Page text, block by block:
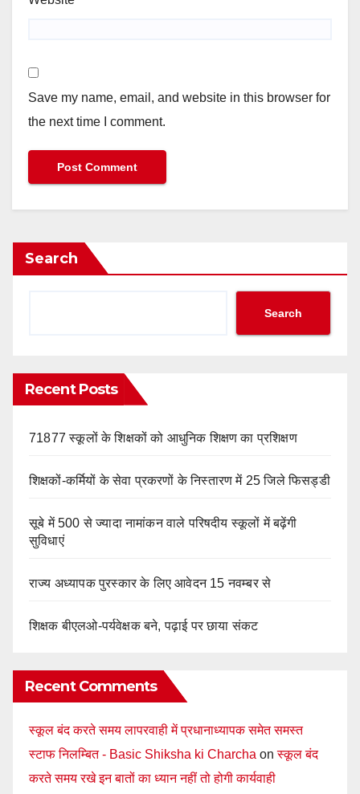
Save my name, email, and website in this browser for
the next time I comment.
Search
Search
Recent Posts
71877 स्कूलों के शिक्षकों को आधुनिक शिक्षण का प्रशिक्षण
शिक्षकों-कर्मियों के सेवा प्रकरणों के निस्तारण में 25 जिले फिसड्डी
सूबे में 500 से ज्यादा नामांकन वाले परिषदीय स्कूलों में बढ़ेंगी
सुविधाएं
राज्य अध्यापक पुरस्कार के लिए आवेदन 15 नवम्बर से
शिक्षक बीएलओ-पर्यवेक्षक बने, पढ़ाई पर छाया संकट
Recent Comments
स्कूल बंद करते समय लापरवाही में प्रधानाध्यापक समेत समस्त
स्टाफ निलम्बित - Basic Shiksha ki Charcha onस्कूल बंद
करते समय रखे इन बातों का ध्यान नहीं तो होगी कार्यवाही